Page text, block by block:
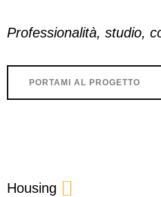
Professionalità, studio,
PORTAMI AL PROGETTO
Housing